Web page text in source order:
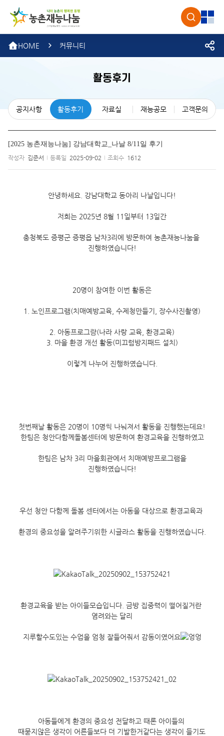
농촌 검색
HOME 커뮤니티
활동후기
공지사항 활동후기 자료실 재능공모 고객문의
[2025 농촌재능나눔] 강남대학교_나날 8/11일 후기
작성자 김준서 등록일 2025-09-02 조회수 1612
안녕하세요. 강남대학교 동아리 나날입니다!
저희는 2025년 8월 11일부터 13일간
충청북도 증평군 증평읍 남차3리에 방문하여 농촌재능나눔을
진행하였습니다!
20명이 참여한 이번 활동은
1. 노인프로그램(치매예방교육, 수제청만들기, 장수사진촬영)
2. 아동프로그럄(나라 사랑 교육, 환경교육)
3. 마을 환경 개선 활동(미끄럼방지패드 설치)
이렇게 나누어 진행하였습니다.
첫번째날 활동은 20명이 10명씩 나눠져서 활동을 진행했는데요!
한팀은 청안다함께돌봄센터에 방문하여 환경교육을 진행하였고
한팀은 남차 3리 마을회관에서 치매예방프로그램을
진행하였습니다!
우선 청안 다함께 돌봄 센터에서는 아동을 대상으로 환경교육과
환경의 중요성을 알려주기위한 시글라스 활동을 진행하였습니다.
환경교육을 받는 아이들모습입니다. 금방 집중력이 떨어질거란
염려와는 달리
지루할수도있는 수업을 엄청 잘들어줘서 감동이였어요
아동들에게 환경의 중요성 전달하고 때론 아이들의
때묻지않은 생각이 어른들보다 더 기발한거같다는 생각이 들기도